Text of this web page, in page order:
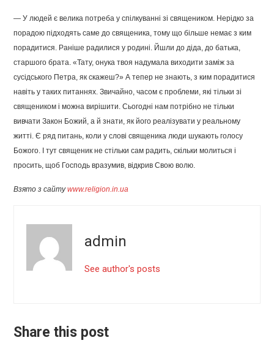
— У людей є велика потреба у спілкуванні зі священиком. Нерідко за
порадою підходять саме до священика, тому що більше немає з ким
порадитися. Раніше радилися у родині. Йшли до діда, до батька,
старшого брата. «Тату, онука твоя надумала виходити заміж за
сусідського Петра, як скажеш?» А тепер не знають, з ким порадитися
навіть у таких питаннях. Звичайно, часом є проблеми, які тільки зі
священиком і можна вирішити. Сьогодні нам потрібно не тільки
вивчати Закон Божий, а й знати, як його реалізувати у реальному
житті. Є ряд питань, коли у слові священика люди шукають голосу
Божого. І тут священик не стільки сам радить, скільки молиться і
просить, щоб Господь вразумив, відкрив Свою волю.
Взято з сайтуwww.religion.in.ua
admin
See author's posts
Share this post